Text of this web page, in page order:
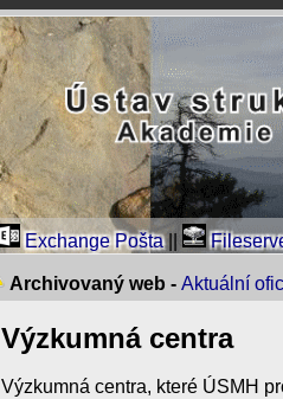
Exchange Pošta
Archivovaný web - Aktuální
Výzkumná centra
Výzkumná centra, které ÚSMH